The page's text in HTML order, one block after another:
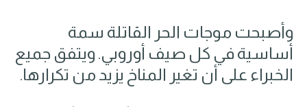
وأصبحت موجات الحر القاتلة سمة
أساسية في كل صيف أوروبي. ويتفق جميع
الخبراء على أن تغير المناخ يزيد من تكرارها.